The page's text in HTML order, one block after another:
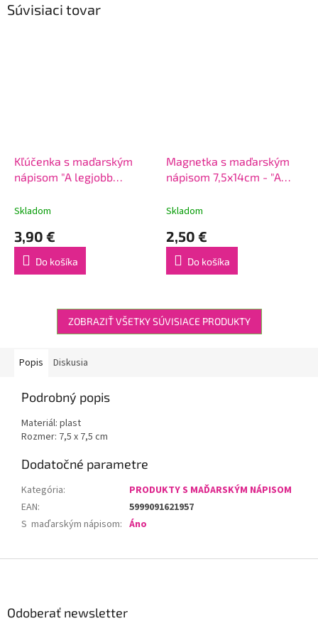
Súvisiaci tovar
Kľúčenka s maďarským
nápisom "A legjobb
Skladom
3,90 €
Do košíka
Magnetka s maďarským
nápisom 7,5x14cm - "A
Skladom
2,50 €
Do košíka
ZOBRAZIŤ VŠETKY SÚVISIACE PRODUKTY
Popis Diskusia
Podrobný popis
Materiál: plast
Rozmer: 7,5 x 7,5 cm
Dodatočné parametre
Kategória:
PRODUKTY S MAĎARSKÝM NÁPISOM
EAN:
5999091621957
S maďarským nápisom: Áno
Odoberať newsletter